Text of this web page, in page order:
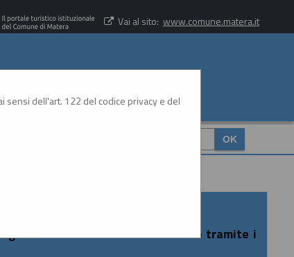
Vai al sito: www.comune.matera.it
sensi dell'art. 122 del codice privacy e del
gare è consentito esclusivamente tramite i